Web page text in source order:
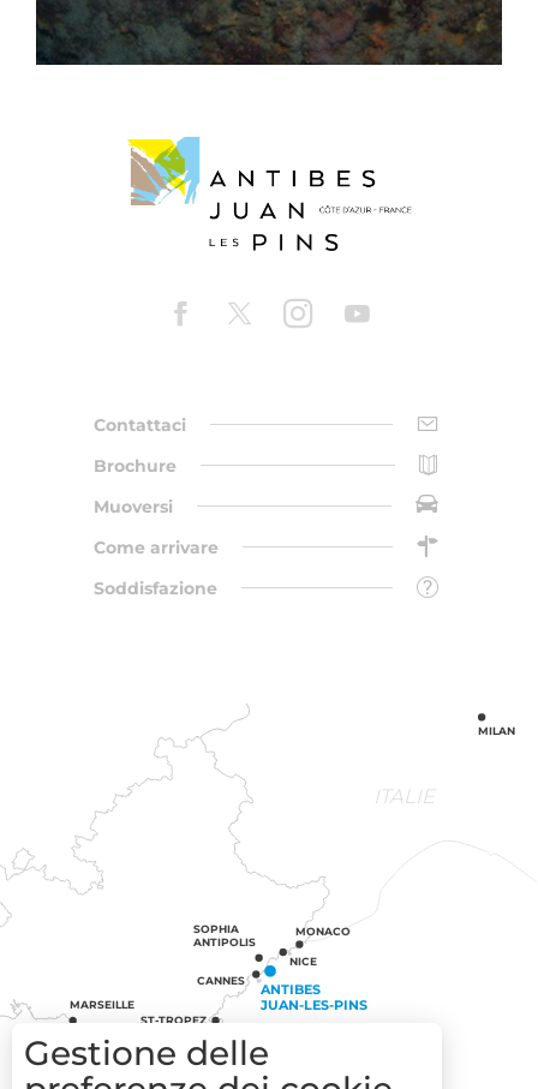
Contattaci
Brochure
Muoversi
Come arrivare
Soddisfazione
ITALIE
ST-TROPEZ
MARSEILLE
CANNES
ANTIBES
JUAN-LES-PINS
SOPHIA
ANTIPOLIS
NICE
MONACO
MILAN
Gestione delle